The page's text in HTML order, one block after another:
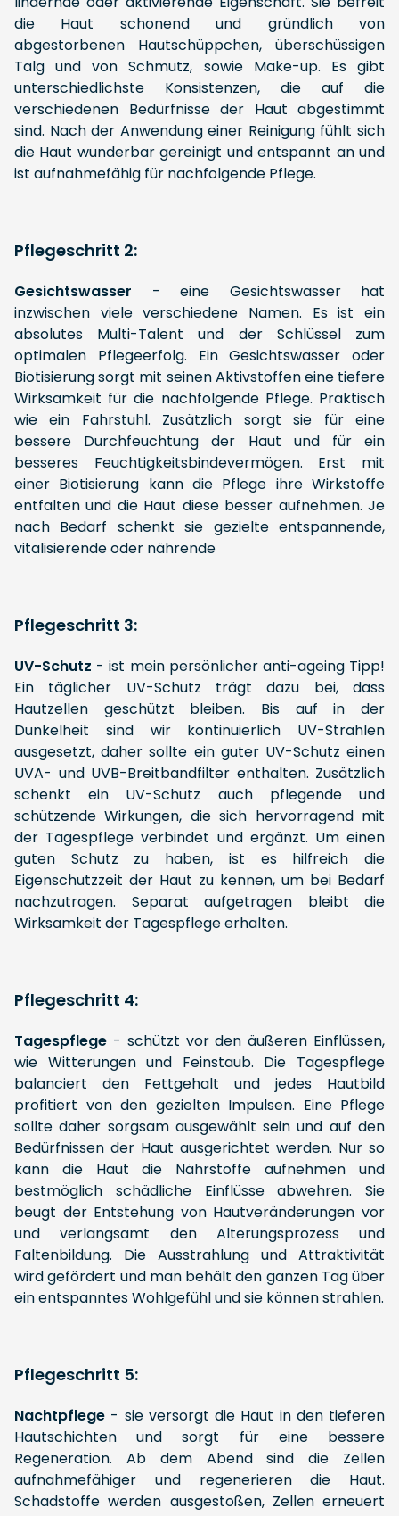
die Haut schonend und gründlich von
abgestorbenen Hautschüppchen, überschüssigen
Talg und von Schmutz, sowie Make-up. Es gibt
unterschiedlichste Konsistenzen, die auf die
verschiedenen Bedürfnisse der Haut abgestimmt
sind. Nach der Anwendung einer Reinigung fühlt sich
die Haut wunderbar gereinigt und entspannt an und
ist aufnahmefähig für nachfolgende Pflege.
Pflegeschritt 2:
Gesichtswasser - eine Gesichtswasser hat
inzwischen viele verschiedene Namen. Es ist ein
absolutes Multi-Talent und der Schlüssel zum
optimalen Pflegeerfolg. Ein Gesichtswasser oder
Biotisierung sorgt mit seinen Aktivstoffen eine tiefere
Wirksamkeit für die nachfolgende Pflege. Praktisch
wie ein Fahrstuhl. Zusätzlich sorgt sie für eine
bessere Durchfeuchtung der Haut und für ein
besseres Feuchtigkeitsbindevermögen. Erst mit
einer Biotisierung kann die Pflege ihre Wirkstoffe
entfalten und die Haut diese besser aufnehmen. Je
nach Bedarf schenkt sie gezielte entspannende,
vitalisierende oder nährende
Pflegeschritt 3:
UV-Schutz - ist mein persönlicher anti-ageing Tipp!
Ein täglicher UV-Schutz trägt dazu bei, dass
Hautzellen geschützt bleiben. Bis auf in der
Dunkelheit sind wir kontinuierlich UV-Strahlen
ausgesetzt, daher sollte ein guter UV-Schutz einen
UVA- und UVB-Breitbandfilter enthalten. Zusätzlich
schenkt ein UV-Schutz auch pflegende und
schützende Wirkungen, die sich hervorragend mit
der Tagespflege verbindet und ergänzt. Um einen
guten Schutz zu haben, ist es hilfreich die
Eigenschutzzeit der Haut zu kennen, um bei Bedarf
nachzutragen. Separat aufgetragen bleibt die
Wirksamkeit der Tagespflege erhalten.
Pflegeschritt 4:
Tagespflege - schützt vor den äußeren Einflüssen,
wie Witterungen und Feinstaub. Die Tagespflege
balanciert den Fettgehalt und jedes Hautbild
profitiert von den gezielten Impulsen. Eine Pflege
sollte daher sorgsam ausgewählt sein und auf den
Bedürfnissen der Haut ausgerichtet werden. Nur so
kann die Haut die Nährstoffe aufnehmen und
bestmöglich schädliche Einflüsse abwehren. Sie
beugt der Entstehung von Hautveränderungen vor
und verlangsamt den Alterungsprozess und
Faltenbildung. Die Ausstrahlung und Attraktivität
wird gefördert und man behält den ganzen Tag über
ein entspanntes Wohlgefühl und sie können strahlen.
Pflegeschritt 5:
Nachtpflege - sie versorgt die Haut in den tieferen
Hautschichten und sorgt für eine bessere
Regeneration. Ab dem Abend sind die Zellen
aufnahmefähiger und regenerieren die Haut.
Schadstoffe werden ausgestoßen, Zellen erneuert